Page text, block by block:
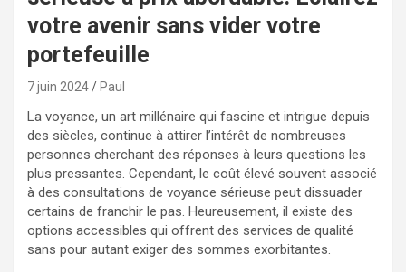
votre avenir sans vider votre
portefeuille
7 juin 2024 Paul
La voyance, un art millénaire qui fascine et intrigue depuis
des siècles, continue à attirer l’intérêt de nombreuses
personnes cherchant des réponses à leurs questions les
plus pressantes. Cependant, le coût élevé souvent associé
à des consultations de voyance sérieuse peut dissuader
certains de franchir le pas. Heureusement, il existe des
options accessibles qui offrent des services de qualité
sans pour autant exiger des sommes exorbitantes.